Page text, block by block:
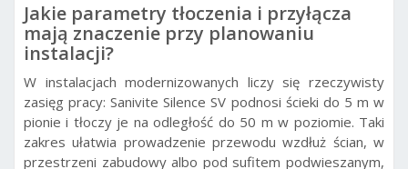
Jakie parametry tłoczenia i przyłącza
mają znaczenie przy planowaniu
instalacji?
W instalacjach modernizowanych liczy się rzeczywisty
zasięg pracy: Sanivite Silence SV podnosi ścieki do 5 m w
pionie i tłoczy je na odległość do 50 m w poziomie. Taki
zakres ułatwia prowadzenie przewodu wzdłuż ścian, w
przestrzeni zabudowy albo pod sufitem podwieszanym,